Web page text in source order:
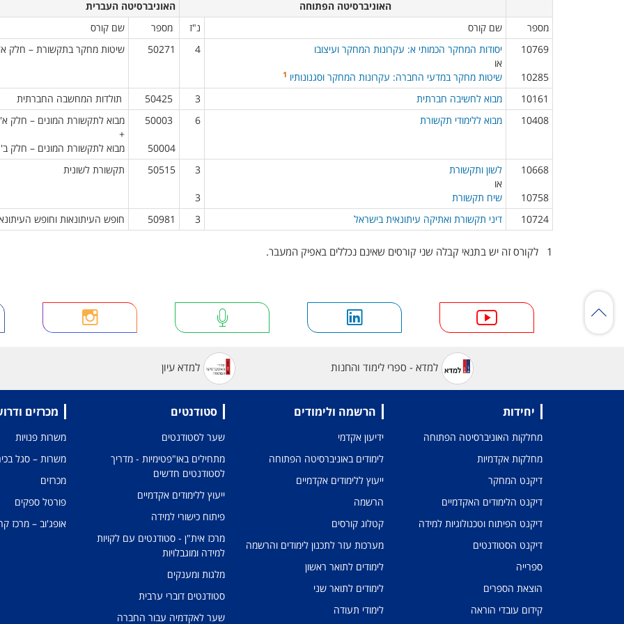
האוניברסיטה הפתוחה​ ​ ​
​האוניברסיטה העברית​
מספר​
שם קורס​​ נ"ז​​ ​ מספר​
שם קורס​
10769
10285​
יסודות המחקר הכמותי א: עקרונות המחקר ועיצובו
או
שיטות מחקר במדעי החברה: עקרונות המחקר וסגנונותיו 1
4​
50271 שיטות מחקר בתקשורת – חלק א'
10161​ מבוא לחשיבה חברתית 3​ תולדות המחשבה החברתית​
10408​
מבוא ללימודי תקשורת 6​
50004​
מבוא לתקשורת המונים – חלק א'
+
מבוא לתקשורת המונים – חלק ב'​
10668
10758​
לשון ותקשורת
או
שיח תקשורת
3
3​
50515 תקשורת לשונית​
10724​ דיני תקשורת ואתיקה עיתונאית בישראל 3​
50981​ חופש העיתונאות וחופש
1 לקורס זה יש בתנאי קבלה שני קורסים שאינם נכללים באפיק המעבר.
למדא - ספרי לימוד והחנות למדא עיון
יחידות
מחלקות האוניברסיטה הפתוחה
מחלקות אקדמיות
דיקנט המחקר
דיקנט הלימודים האקדמיים
דיקנט הפיתוח וטכנולוגיות למידה
דיקנט הסטודנטים
ספרייה
הוצאת הספרים
קידום עובדי הוראה
הרשמה ולימודים
ידיעון אקדמי
לימודים באוניברסיטה הפתוחה
ייעוץ ללימודים אקדמיים
הרשמה
קטלוג קורסים
מערכות עזר לתכנון לימודים והרשמה
לימודים לתואר ראשון
לימודים לתואר שני
לימודי תעודה
סטודנטים
שער לסטודנטים
מתחילים באו"פטימיות - מדריך
לסטודנטים חדשים
ייעוץ ללימודים אקדמיים
פיתוח כישורי למידה
מרכז אית"ן - סטודנטים עם לקויות
למידה ומוגבלויות
מלגות ומענקים
סטודנטים דוברי ערבית
שער לאקדמיה עבור החברה
מכרזים
משרות פנויות
משרות – סגל
מכרזים
פורטל ספקים
אופג'וב – מרכז